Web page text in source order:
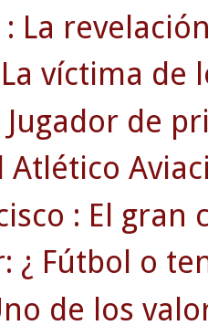
La
víctima de
de
Atlético
: El
¿ Fútbol o
de los